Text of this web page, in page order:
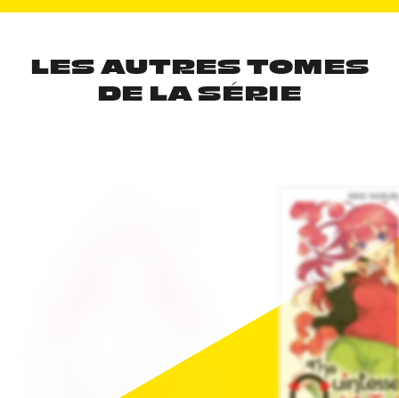
LES AUTRES TOMES
DE LA SÉRIE